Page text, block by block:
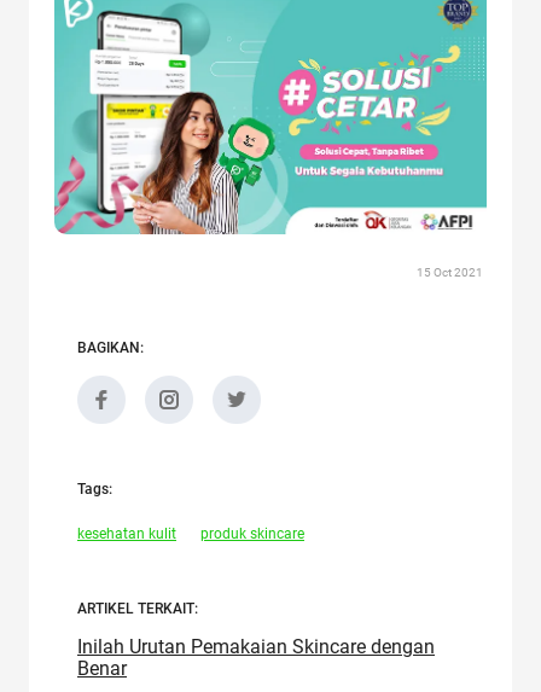
15 Oct 2021
BAGIKAN:
Tags:
kesehatan kulit produk skincare
ARTIKEL TERKAIT:
Inilah Urutan Pemakaian Skincare dengan
Benar